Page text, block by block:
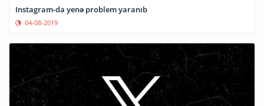
Instagram-da yenə problem yaranıb
04-08-2019